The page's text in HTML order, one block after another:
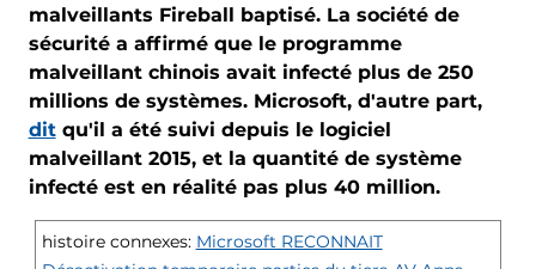
malveillants Fireball baptisé. La société de
sécurité a affirmé que le programme
malveillant chinois avait infecté plus de 250
millions de systèmes. Microsoft, d'autre part,
ditqu'il a été suivi depuis le logiciel
malveillant 2015, et la quantité de système
infecté est en réalité pas plus 40 million.
histoire connexes: Microsoft RECONNAIT